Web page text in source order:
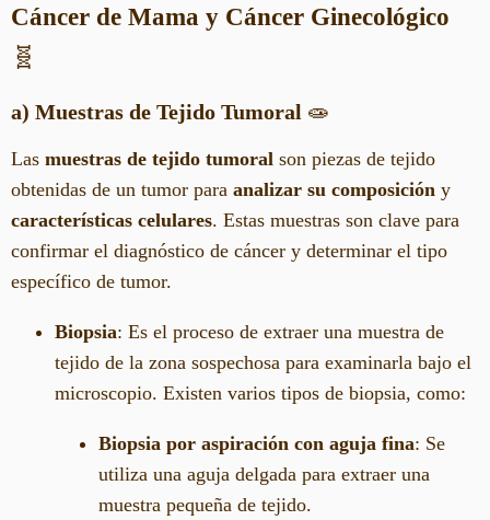
Cáncer de Mama y Cáncer Ginecológico
🧬
a) Muestras de Tejido Tumoral 🧫
Las muestras de tejido tumoral son piezas de tejido
obtenidas de un tumor para analizar su composición y
características celulares. Estas muestras son clave para
confirmar el diagnóstico de cáncer y determinar el tipo
específico de tumor.
Biopsia: Es el proceso de extraer una muestra de
tejido de la zona sospechosa para examinarla bajo el
microscopio. Existen varios tipos de biopsia, como:
Biopsia por aspiración con aguja fina: Se
utiliza una aguja delgada para extraer una
muestra pequeña de tejido.